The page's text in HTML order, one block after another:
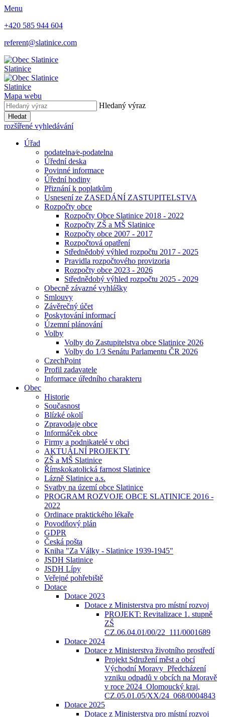
Menu
+420 585 944 604
referent@slatinice.com
Slatinice
Slatinice
Mapa webu
Hledaný výraz
Hledat
rozšířené vyhledávání
Úřad
podatelna⁄e-podatelna
Úřední deska
Povinné informace
Úřední hodiny
Přiznání k poplatkům
Usnesení ze ZASEDÁNÍ ZASTUPITELSTVA
Rozpočty obce
Rozpočty Obce Slatinice 2018 - 2022
Rozpočty ZŠ a MŠ Slatinice
Rozpočty obce 2007 - 2017
Rozpočtová opatření
Střednědobý výhled rozpočtu 2017 - 2025
Pravidla rozpočtového provizoria
Rozpočty obce 2023 - 2026
Střednědobý výhled rozpočtu 2025 - 2029
Obecně závazné vyhlášky
Smlouvy
Závěrečný účet
Poskytování informací
Územní plánování
Volby
Volby do Zastupitelstva obce Slatinice 2026
Volby do 1/3 Senátu Parlamentu ČR 2026
CzechPoint
Profil zadavatele
Informace úředního charakteru
Obec
Historie
Současnost
Blízké okolí
Zpravodaje obce
Informáček obce
Firmy a podnikatelé v obci
AKTUÁLNÍ PROJEKTY
ZŠ a MŠ Slatinice
Římskokatolická farnost Slatinice
Lázně Slatinice a.s.
Svatby na území obce Slatinice
PROGRAM ROZVOJE OBCE SLATINICE 2016 -
2022
Ordinace praktického lékaře
Povodňový plán
GDPR
Česká pošta
Kniha "Za Války - Slatinice 1939-1945"
JSDH Slatinice
JSDH Lípy
Veřejné pohřebiště
Dotace
Dotace 2023
Dotace z Ministerstva pro místní rozvoj
PROJEKT: Revitalizace 1. stupně
ZŠ
CZ.06.04.01/00/22_111/0001689
Dotace 2024
Dotace z Ministerstva životního prostředí
Projekt Sdružení měst a obcí
Východní Moravy_Předcházení
vzniku odpadů v obcích na Moravě
v roce 2024_Olomoucký kraj,
CZ.05.01.05/XX/24_068/0004843
Dotace 2025
Dotace z Ministerstva pro místní rozvoj